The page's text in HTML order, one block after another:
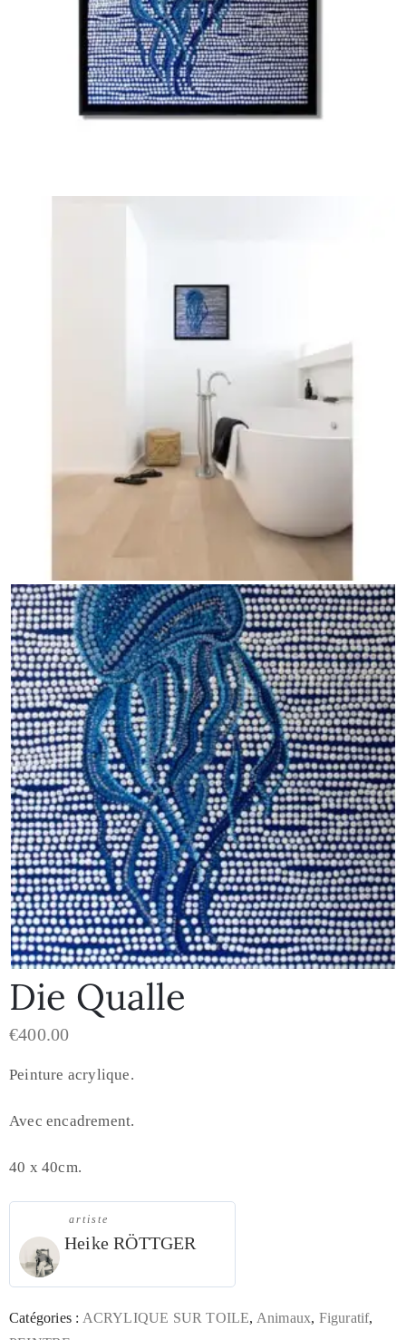
Die Qualle
€400.00
Peinture acrylique.
Avec encadrement.
40 x 40cm.
artiste
Heike RÖTTGER
Catégories : ACRYLIQUE SUR TOILE, Animaux, Figuratif,